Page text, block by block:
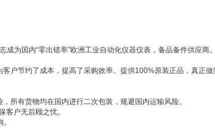
为国内“零出错率”欧洲工业自动化仪器仪表，备品备件供应商。
户节约了成本，提高了采购效率。提供100%原装正品，真正做
所有货物均在国内进行二次包装，规避国内运输风险。
客户无后顾之忧。